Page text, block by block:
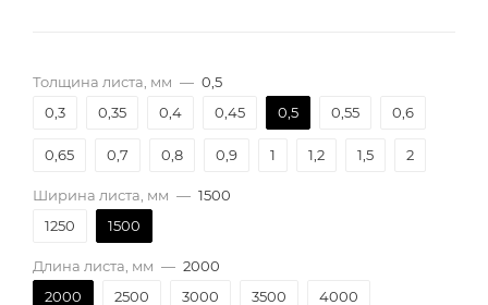
Толщина листа, мм — 0,5
0,3
0,35 0,4 0,45 0,5 0,55 0,6
0,65 0,7 0,8 0,9 1 1,2 1,5 2
Ширина листа, мм — 1500
1250
1500
Длина листа, мм — 2000
2000
2500 3000 3500 4000